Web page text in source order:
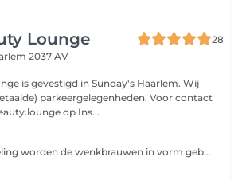
Lounge
28
2037 AV
is gevestigd in Sunday's Haarlem. Wij
parkeergelegenheden. Voor contact
op Ins...
Bij deze behandeling worden de wenkbrauwen in vorm gebracht, overtollige haartjes verwijderd en achteraf gestyled met een wax of gel.